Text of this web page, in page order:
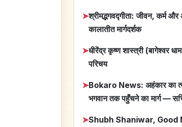
➤श्रीमद्भगवद्गीता: जीवन, कर्म
कालातीत मार्गदर्शक
➤धीरेंद्र कृष्ण शास्त्री (बागेश्वर
परिचय
➤Bokaro News: अहंकार का
भगवान तक पहुँचने का मार्ग —
➤Shubh Shaniwar, Good